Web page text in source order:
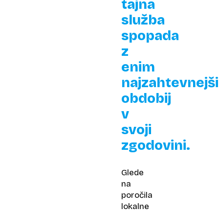
tajna
služba
spopada
z
enim
obdobij
v
svoji
zgodovini.
Glede
na
poročila
lokalne